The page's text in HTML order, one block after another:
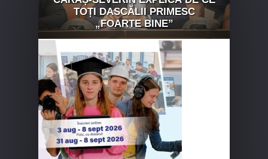
TOȚI DASCĂLII PRIMESC
„FOARTE BINE”